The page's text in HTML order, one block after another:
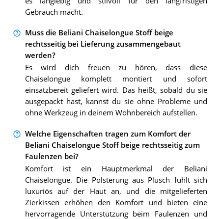
Gebrauch macht.
Muss die Beliani Chaiselongue Stoff beige
rechtsseitig bei Lieferung zusammengebaut
werden?
Es wird dich freuen zu hören, dass diese
Chaiselongue komplett montiert und sofort
einsatzbereit geliefert wird. Das heißt, sobald du sie
ausgepackt hast, kannst du sie ohne Probleme und
ohne Werkzeug in deinem Wohnbereich aufstellen.
Welche Eigenschaften tragen zum Komfort der
Beliani Chaiselongue Stoff beige rechtsseitig zum
Faulenzen bei?
Komfort ist ein Hauptmerkmal der Beliani
Chaiselongue. Die Polsterung aus Plüsch fühlt sich
luxuriös auf der Haut an, und die mitgelieferten
Zierkissen erhöhen den Komfort und bieten eine
hervorragende Unterstützung beim Faulenzen und